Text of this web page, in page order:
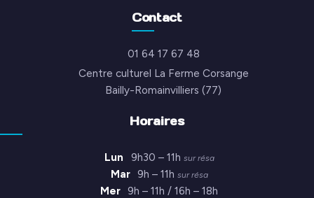
Contact
01 64 17 67 48
Centre culturel La Ferme Corsange
Bailly-Romainvilliers (77)
Horaires
Lun 9h30 – 11h sur résa
Mar 9h – 11h sur résa
Mer 9h – 11h / 16h – 18h